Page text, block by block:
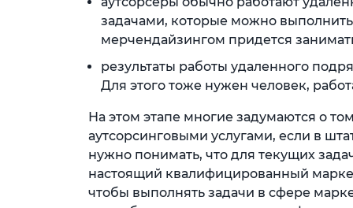
задачами, которые можно
мерчендайзингом придется
результаты работы удаленного
Для этого тоже нужен человек,
На этом этапе многие задумаются о
аутсорсинговыми услугами, если в
нужно понимать, что для текущих
настоящий квалифицированный
чтобы выполнять задачи в сфере